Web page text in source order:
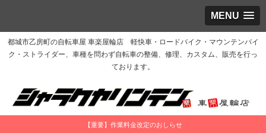
MENU
都城市乙房町の自転車屋 車楽屋輪店 軽快車・ロードバイク・マウンテンバイ
ク・ストライダー、車種を問わず自転車の整備、修理、カスタム、販売を行っ
ております。
【重要】作業料金改定のおしらせ